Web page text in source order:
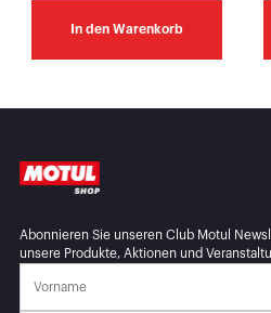
In den Warenkorb
Abonnieren Sie unseren Club Motul
unsere Produkte, Aktionen und